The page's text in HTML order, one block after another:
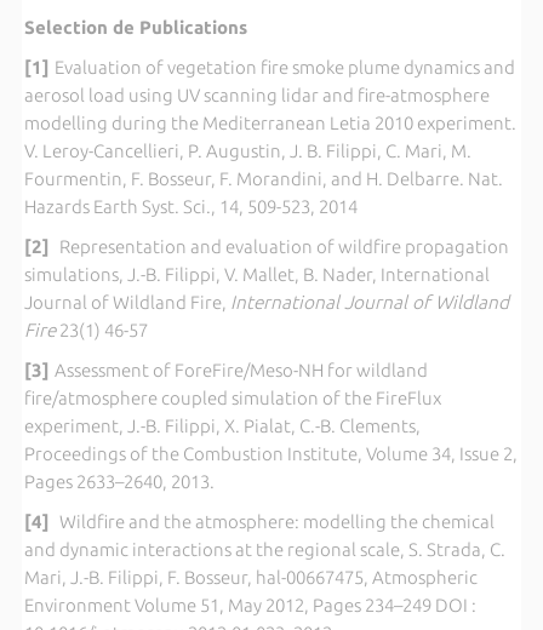
Selection de Publications
[1] Evaluation of vegetation fire smoke plume dynamics and
aerosol load using UV scanning lidar and fire-atmosphere
modelling during the Mediterranean Letia 2010 experiment.
V. Leroy-Cancellieri, P. Augustin, J. B. Filippi, C. Mari, M.
Fourmentin, F. Bosseur, F. Morandini, and H. Delbarre. Nat.
Hazards Earth Syst. Sci., 14, 509-523, 2014
[2] Representation and evaluation of wildfire propagation
simulations, J.-B. Filippi, V. Mallet, B. Nader, International
Journal of Wildland Fire, International Journal of Wildland
Fire23(1) 46-57
[3] Assessment of ForeFire/Meso-NH for wildland
fire/atmosphere coupled simulation of the FireFlux
experiment, J.-B. Filippi, X. Pialat, C.-B. Clements,
Proceedings of the Combustion Institute, Volume 34, Issue 2,
Pages 2633–2640, 2013.
[4] Wildfire and the atmosphere: modelling the chemical
and dynamic interactions at the regional scale, S. Strada, C.
Mari, J.-B. Filippi, F. Bosseur, hal-00667475, Atmospheric
Environment Volume 51, May 2012, Pages 234–249 DOI :